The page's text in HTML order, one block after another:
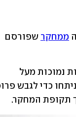
ממחקר
תקופת המחקר.